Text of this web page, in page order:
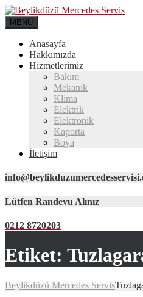
MENÜ
Anasayfa
Hakkımızda
Hizmetlerimiz
Bakım
Mekanik
Klima
Elektrik
Elektronik
Kaporta
Boya
İletişim
Lütfen Randevu Alınız
0212 8720203
Etiket:
Beylikdüzü Mercedes Servis